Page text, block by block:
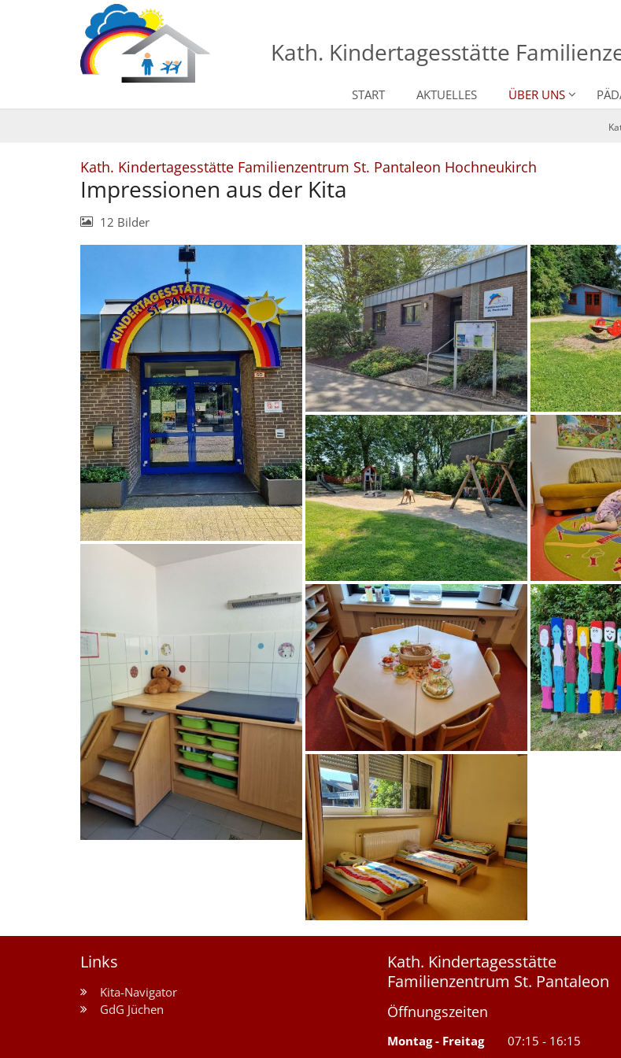
Zum Inhalt springen
Kath. Kindertagesstätte
START AKTUELLES ÜBER UNS
Kath. Kindertagesstätte Familienzentrum St. Pantaleon Hochneukirch
Impressionen aus der Kita
12 Bilder
Links
Kita-Navigator
GdG Jüchen
Kath. Kindertagesstätte
Familienzentrum St. Pantaleon
Öffnungszeiten
Montag- Freitag 07:15 - 16:15